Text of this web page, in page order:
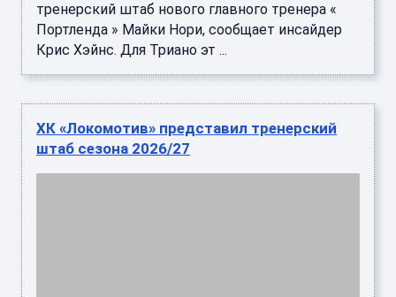
тренерский штаб нового главного тренера «
Портленда » Майки Нори, сообщает инсайдер
Крис Хэйнс. Для Триано эт ...
ХК «Локомотив» представил тренерский
штаб сезона 2026/27